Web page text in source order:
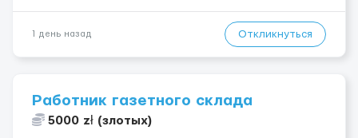
1 день назад Откликнуться
Работник газетного склада
5000 zł (злотых)